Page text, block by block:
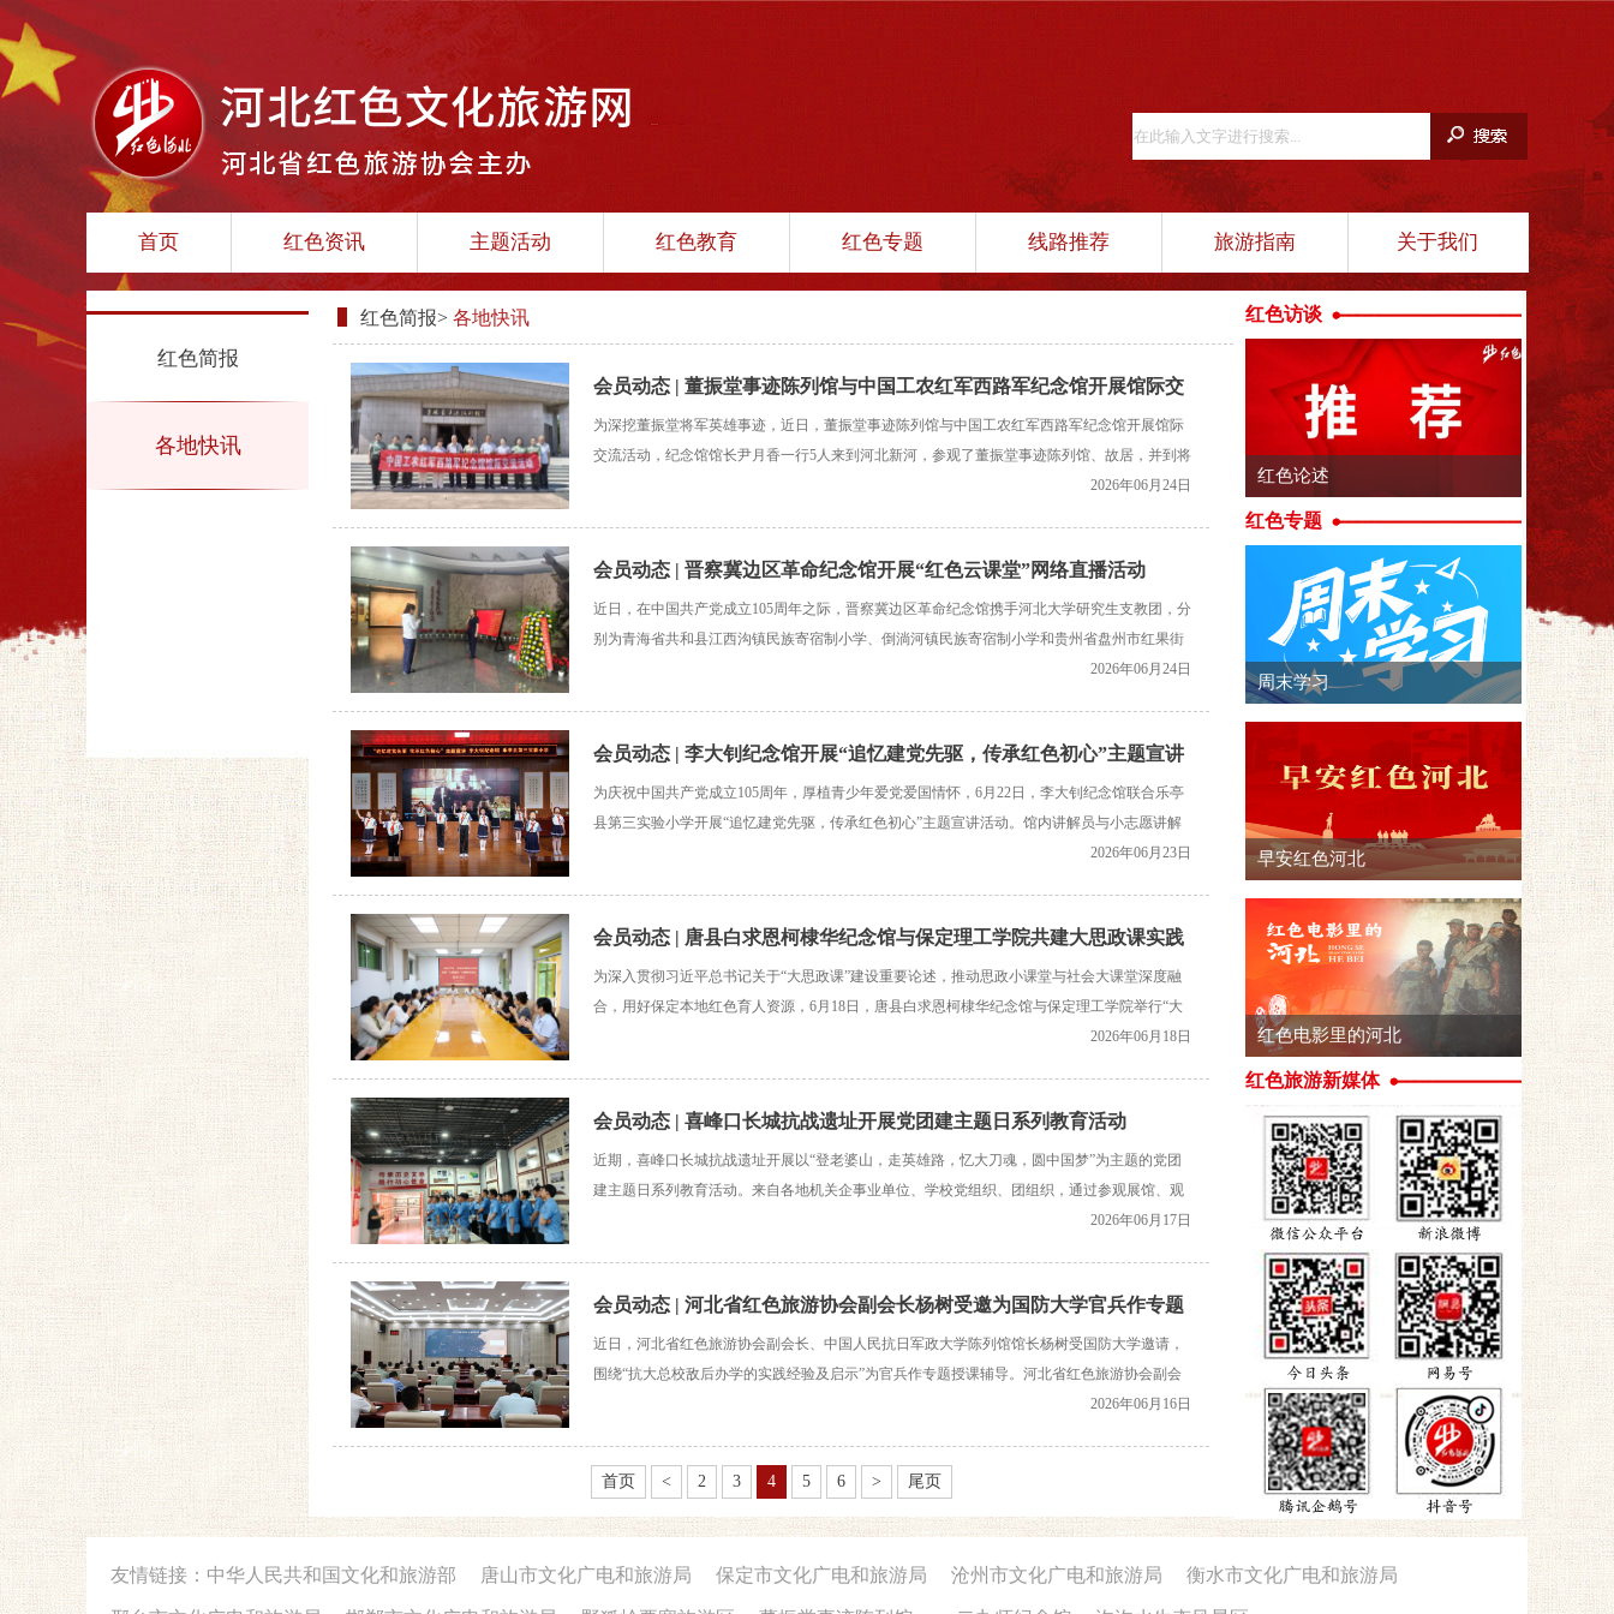
首页 红色资讯 主题活动 红色教育 红色专题 线路推荐 旅游指南 关于我们
红色简报
各地快讯
红色简报> 各地快讯
会员动态 | 董振堂事迹陈列馆与中国工农红军西路军纪念馆开展馆际交
流活动
为深挖董振堂将军英雄事迹，近日，董振堂事迹陈列馆与中国工农红军西路军纪念馆开展馆际
交流活动，纪念馆馆长尹月香一行5人来到河北新河，参观了董振堂事迹陈列馆、故居，并到将
军祖墓祭拜。董振堂将军长孙董乃煌全程陪同。活动中，尹月香馆长一行在振堂广场董振堂将
2026年06月24日
会员动态 | 晋察冀边区革命纪念馆开展“红色云课堂”网络直播活动
近日，在中国共产党成立105周年之际，晋察冀边区革命纪念馆携手河北大学研究生支教团，分
别为青海省共和县江西沟镇民族寄宿制小学、倒淌河镇民族寄宿制小学和贵州省盘州市红果街
道沙陀小学、六枝特区第一小学开展“红色云课堂”网络直播活动。直播中，该馆讲解员带领屏
2026年06月24日
会员动态 | 李大钊纪念馆开展“追忆建党先驱，传承红色初心”主题宣讲
活动
为庆祝中国共产党成立105周年，厚植青少年爱党爱国情怀，6月22日，李大钊纪念馆联合乐亭
县第三实验小学开展“追忆建党先驱，传承红色初心”主题宣讲活动。馆内讲解员与小志愿讲解
员通过红色故事、情景剧、经典诵读等形式，讲述革命先驱李大钊的生平事迹，以声传志、以
2026年06月23日
会员动态 | 唐县白求恩柯棣华纪念馆与保定理工学院共建大思政课实践
教学基地
为深入贯彻习近平总书记关于“大思政课”建设重要论述，推动思政小课堂与社会大课堂深度融
合，用好保定本地红色育人资源，6月18日，唐县白求恩柯棣华纪念馆与保定理工学院举行“大
思政课实践教学基地” 签约暨揭牌仪式。双方正式搭建长效协同育人平台，以白求恩精神铸魂
2026年06月18日
会员动态 | 喜峰口长城抗战遗址开展党团建主题日系列教育活动
近期，喜峰口长城抗战遗址开展以“登老婆山，走英雄路，忆大刀魂，圆中国梦”为主题的党团
建主题日系列教育活动。来自各地机关企事业单位、学校党组织、团组织，通过参观展馆、观
看红色影片、讲授专题党课团课、徒步红色步道等多种形式，切实筑牢党员、团员理想信念根
2026年06月17日
会员动态 | 河北省红色旅游协会副会长杨树受邀为国防大学官兵作专题
授课辅导
近日，河北省红色旅游协会副会长、中国人民抗日军政大学陈列馆馆长杨树受国防大学邀请，
围绕“抗大总校敌后办学的实践经验及启示”为官兵作专题授课辅导。河北省红色旅游协会副会
长、中国人民抗日军政大学陈列馆馆长杨树为国防大学官兵授课授课现场，杨树馆长结合自身
2026年06月16日
首页 < 2 3 4 5 6 > 尾页
红色访谈
红色专题
红色旅游新媒体
友情链接： 中华人民共和国文化和旅游部 唐山市文化广电和旅游局 保定市文化广电和旅游局 沧州市文化广电和旅游局 衡水市文化广电和旅游局